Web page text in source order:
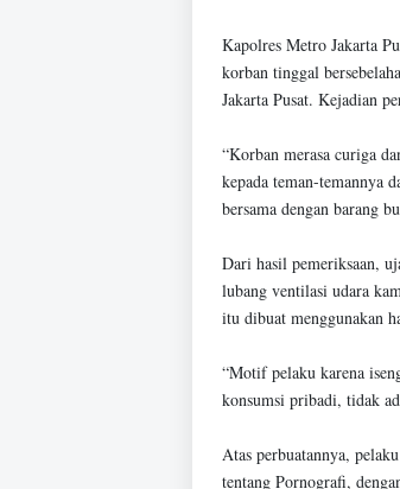
Kapolres Metro Jakarta
korban tinggal
Jakarta Pusat. Kejadian
“Korban merasa curiga
kepada teman-temannya
bersama dengan barang
Dari hasil pemeriksaan,
lubang ventilasi udara
itu dibuat menggunakan
“Motif pelaku karena
konsumsi pribadi, tidak
Atas perbuatannya,
tentang Pornografi,